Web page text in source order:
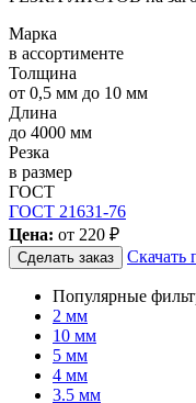
Марка
в ассортименте
Толщина
от 0,5 мм до 10 мм
Длина
до 4000 мм
Резка
в размер
ГОСТ
ГОСТ 21631-76
Цена: от 220 ₽
Сделать заказ Скачать
Популярные
2 мм
10 мм
5 мм
4 мм
3.5 мм